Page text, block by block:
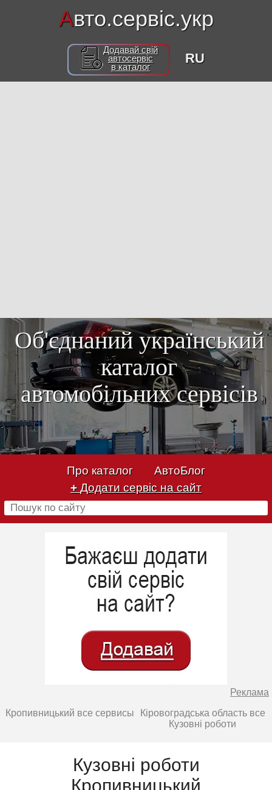
Авто.сервіс.укр
Додавай свій
автосервіс
в каталог
RU
Об'єднаний український
каталог
автомобільних сервісів
Про каталог
АвтоБлог
+ Додати сервіс на сайт
Реклама
Кропивницький все сервисы
Кіровоградська область все
Кузовні роботи
Кузовні роботи
Кропивницький